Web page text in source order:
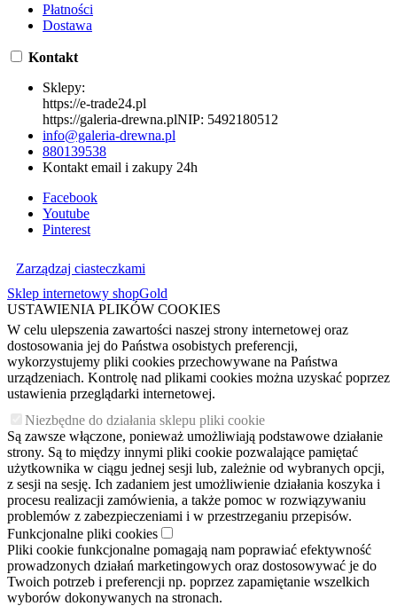
Płatności
Dostawa
Kontakt
Sklepy:
https://e-trade24.pl
https://galeria-drewna.plNIP: 5492180512
info@galeria-drewna.pl
880139538
Kontakt email i zakupy 24h
Facebook
Youtube
Pinterest
Zarządzaj ciasteczkami
Sklep internetowy shopGold
USTAWIENIA PLIKÓW COOKIES
W celu ulepszenia zawartości naszej strony internetowej oraz
dostosowania jej do Państwa osobistych preferencji,
wykorzystujemy pliki cookies przechowywane na Państwa
urządzeniach. Kontrolę nad plikami cookies można uzyskać poprzez
ustawienia przeglądarki internetowej.
Niezbędne do działania sklepu pliki cookie
Są zawsze włączone, ponieważ umożliwiają podstawowe działanie
strony. Są to między innymi pliki cookie pozwalające pamiętać
użytkownika w ciągu jednej sesji lub, zależnie od wybranych opcji,
z sesji na sesję. Ich zadaniem jest umożliwienie działania koszyka i
procesu realizacji zamówienia, a także pomoc w rozwiązywaniu
problemów z zabezpieczeniami i w przestrzeganiu przepisów.
Funkcjonalne pliki cookies
Pliki cookie funkcjonalne pomagają nam poprawiać efektywność
prowadzonych działań marketingowych oraz dostosowywać je do
Twoich potrzeb i preferencji np. poprzez zapamiętanie wszelkich
wyborów dokonywanych na stronach.